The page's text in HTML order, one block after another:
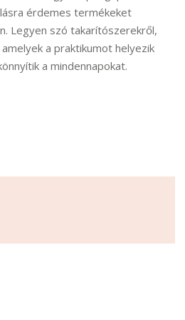
érdemes termékeket
Legyen szó takarítószerekről,
a praktikumot helyezik
a mindennapokat.